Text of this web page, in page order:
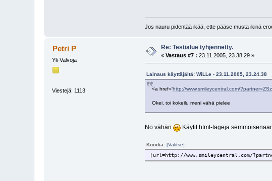
Jos nauru pidentää ikää, ette pääse musta ikinä
Petri P
Yli-Valvoja
Viestejä: 1113
Re: Testialue tyhjennetty.
«Vastaus #7 : 23.11.2005, 23.38.29 »
Lainaus käyttäjältä: WiLLe - 23.11.2005, 23.24.38
<a href='http://www.smileycentral.com/
Okei, toi kokeilu meni vähä pielee
No vähän Käytit html-tageja
Koodia: [Valitse]
[url=http://www.smileycentral.com/